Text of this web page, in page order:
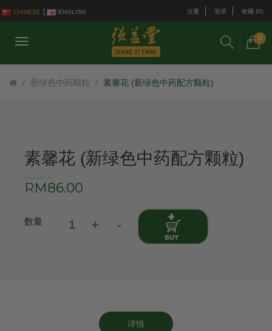
CHINESE ENGLISH 注册 登录 收藏 (0)
0
新绿色中药颗粒 素馨花 (新绿色中药配方颗粒)
素馨花 (新绿色中药配方颗粒)
RM86.00
数量
详情